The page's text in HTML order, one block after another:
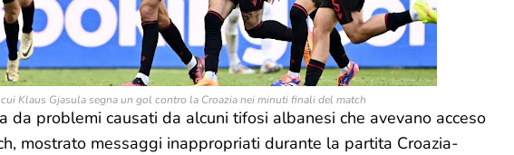
Klaus Gjasula segna un gol contro la Croazia nei minuti finali del match
da problemi causati da alcuni tifosi albanesi che avevano acceso
mostrato messaggi inappropriati durante la partita Croazia-